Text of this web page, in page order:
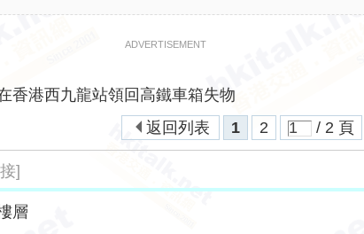
ADVERTISEMENT
香港西九龍站領回高鐵車箱失物
1
2 / 2 頁
返回列表
]
層